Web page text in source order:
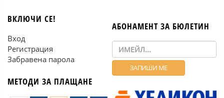
ВКЛЮЧИ СЕ!
Вход
Регистрация
Забравена парола
МЕТОДИ ЗА ПЛАЩАНЕ
АБОНАМЕНТ ЗА БЮЛЕТИН